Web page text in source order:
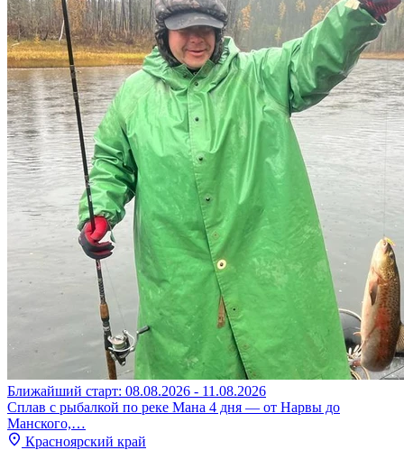
Ближайший старт: 08.08.2026 - 11.08.2026
Сплав с рыбалкой по реке Мана 4 дня — от Нарвы до
Манского,…
Красноярский край